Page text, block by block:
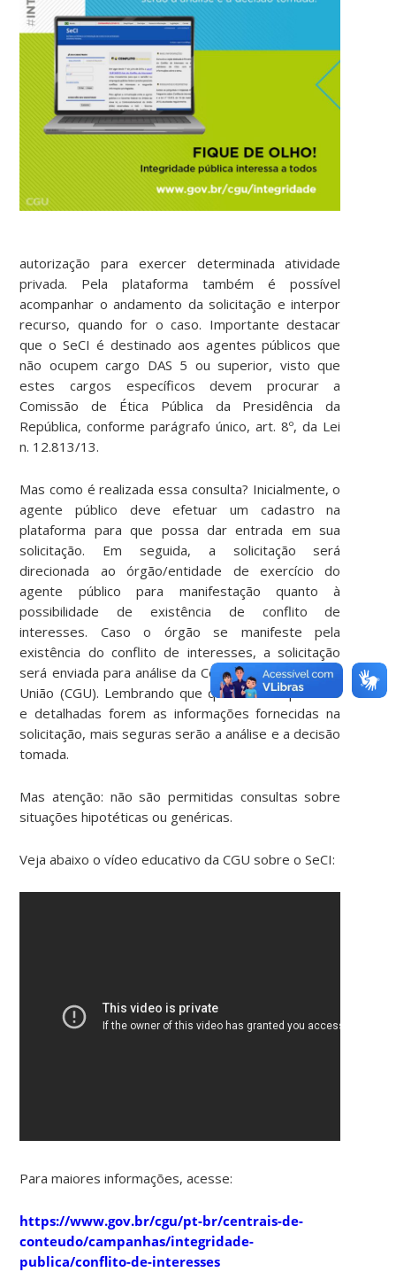
autorização para exercer determinada atividade
privada. Pela plataforma também é possível
acompanhar o andamento da solicitação e interpor
recurso, quando for o caso. Importante destacar
que o SeCI é destinado aos agentes públicos que
não ocupem cargo DAS 5 ou superior, visto que
estes cargos específicos devem procurar a
Comissão de Ética Pública da Presidência da
República, conforme parágrafo único, art. 8º, da Lei
n. 12.813/13.
Mas como é realizada essa consulta? Inicialmente, o
agente público deve efetuar um cadastro na
plataforma para que possa dar entrada em sua
solicitação. Em seguida, a solicitação será
direcionada ao órgão/entidade de exercício do
agente público para manifestação quanto à
possibilidade de existência de conflito de
interesses. Caso o órgão se manifeste pela
existência do conflito de interesses, a solicitação
será enviada para análise da Controladoria-Geral da
União (CGU). Lembrando que quanto mais precisas
e detalhadas forem as informações fornecidas na
solicitação, mais seguras serão a análise e a decisão
tomada.
Mas atenção: não são permitidas consultas sobre
situações hipotéticas ou genéricas.
Veja abaixo o vídeo educativo da CGU sobre o SeCI:
Para maiores informações, acesse:
https://www.gov.br/cgu/pt-br/centrais-de-
conteudo/campanhas/integridade-
publica/conflito-de-interesses